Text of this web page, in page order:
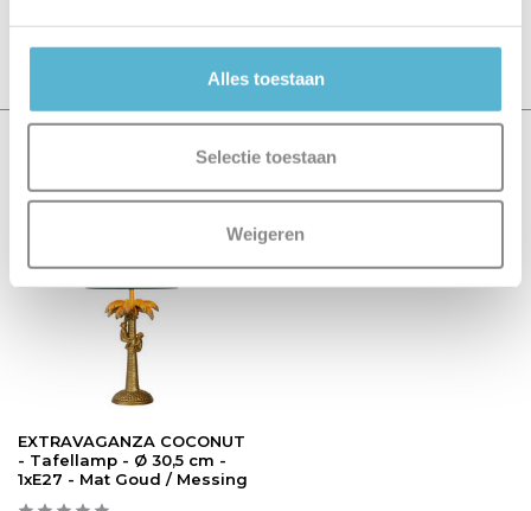
Alles toestaan
Selectie toestaan
Weigeren
Schrijf je eigen review
EXTRAVAGANZA COCONUT
- Tafellamp - Ø 30,5 cm -
1xE27 - Mat Goud / Messing